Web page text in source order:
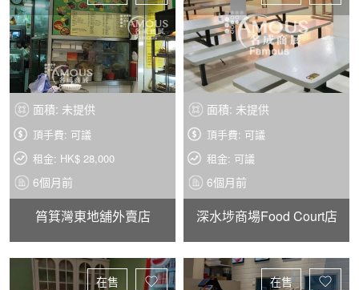
面積: 未提供
頂手費: 可議
租金: HK$ 28,000
6個月前
筲箕灣東地舖外賣店
面積: 未提供
頂手費: 可議
租金: 可議
6個月前
深水埗商場Food Court店
在售 在售